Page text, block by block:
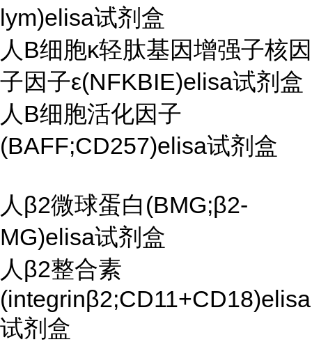
lym)elisa试剂盒
人B细胞κ轻肽基因增强子核因
子因子ε(NFKBIE)elisa试剂盒
人B细胞活化因子
(BAFF;CD257)elisa试剂盒
人β2微球蛋白(BMG;β2-
MG)elisa试剂盒
人β2整合素
(integrinβ2;CD11+CD18)elisa
试剂盒